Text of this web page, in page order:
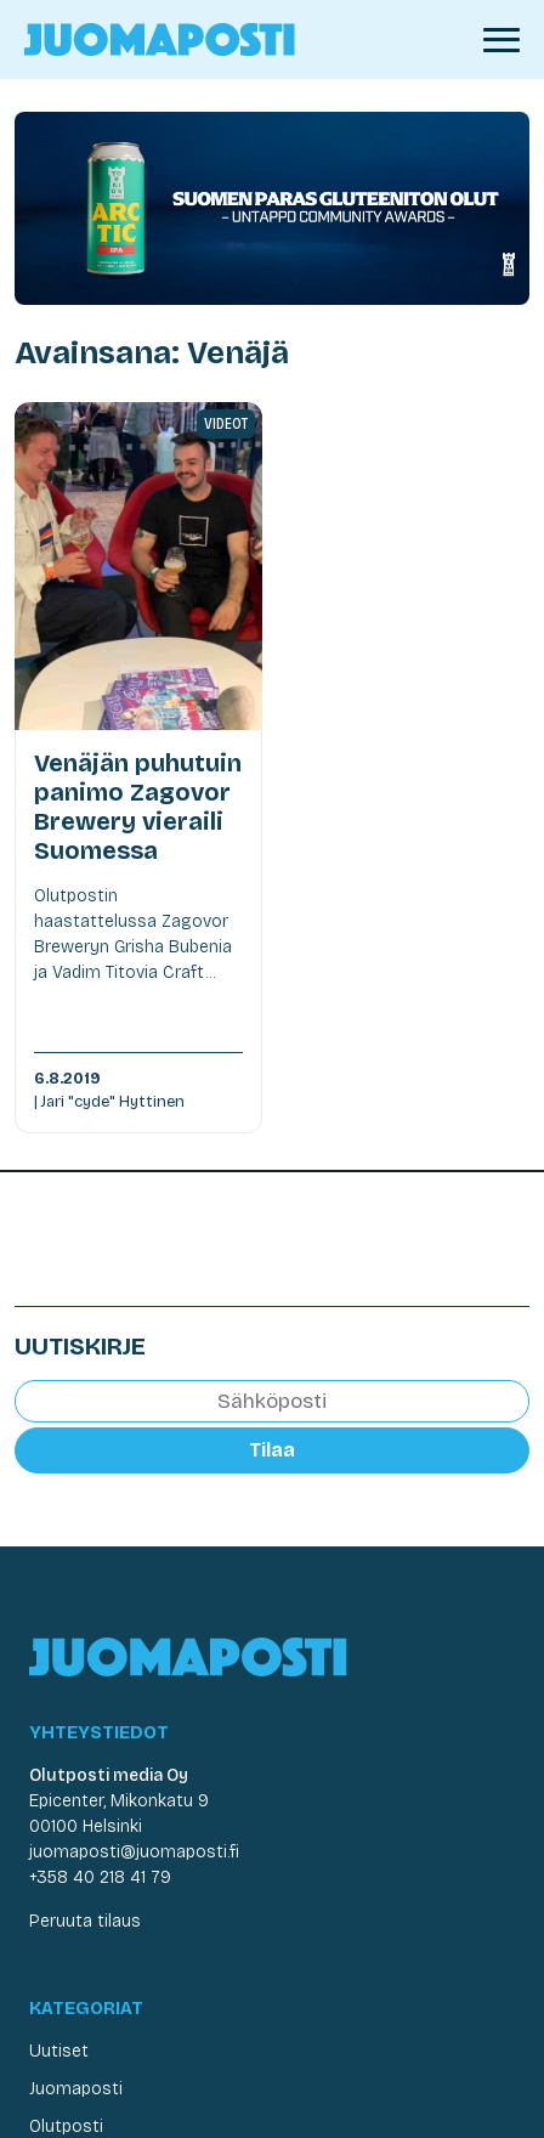
Avainsana: Venäjä
VIDEOT
Venäjän puhutuin
panimo Zagovor
Brewery vieraili
Suomessa
Olutpostin
haastattelussa Zagovor
Breweryn Grisha Bubenia
ja Vadim Titovia Craft...
6.8.2019
| Jari "cyde" Hyttinen
UUTISKIRJE
Tilaa
YHTEYSTIEDOT
Olutposti media Oy
Epicenter, Mikonkatu 9
00100 Helsinki
juomaposti@juomaposti.fi
+358 40 218 41 79
Peruuta tilaus
KATEGORIAT
Uutiset
Juomaposti
Olutposti